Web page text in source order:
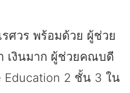
ศวร พร้อมด้วย ผู้ช่วย
เงินมาก ผู้ช่วยคณบดี
2 ชั้น 3 ใน